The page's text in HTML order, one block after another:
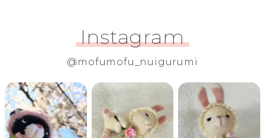
Instagram
@mofumofu_nuigurumi